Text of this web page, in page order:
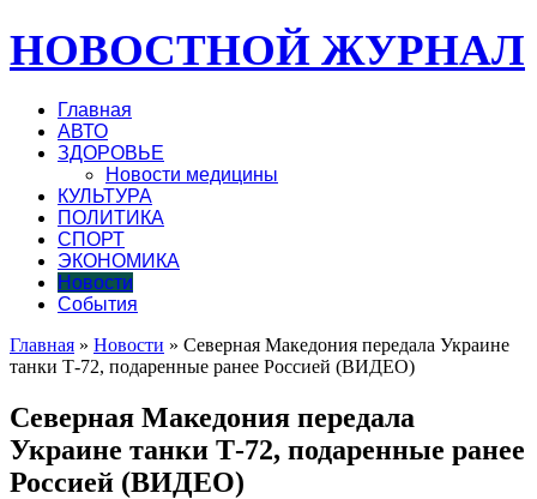
НОВОСТНОЙ ЖУРНАЛ
Главная
АВТО
ЗДОРОВЬЕ
Новости медицины
КУЛЬТУРА
ПОЛИТИКА
СПОРТ
ЭКОНОМИКА
Новости
События
Главная » Новости » Северная Македония передала Украине
танки Т-72, подаренные ранее Россией (ВИДЕО)
Северная Македония передала
Украине танки Т-72, подаренные ранее
Россией (ВИДЕО)